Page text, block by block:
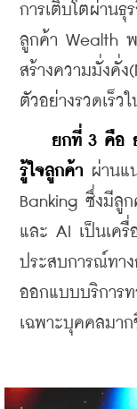
การเติบโตผ่านธุ
ลูกค้า Wealth พ
สร้างความมั่งคั่ง
ตัวอย่างรวดเร็ว
ยกที่ 3 คือ
รู้ใจลูกค้า ผ่านแ
Banking ซึ่งมีลู
และ AI เป็นเครื่
ประสบการณ์ทา
ออกแบบบริการ
เฉพาะบุคคลมา